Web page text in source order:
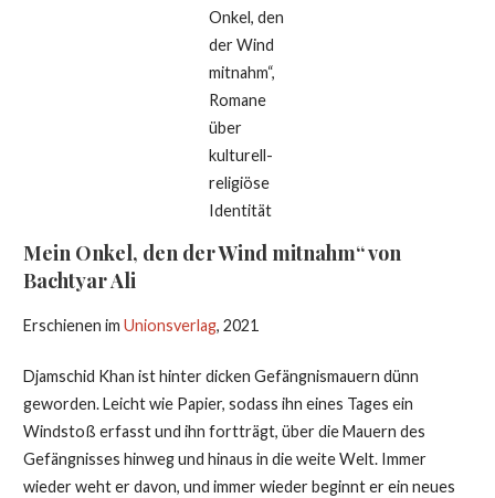
Onkel, den
der Wind
mitnahm“,
Romane
über
kulturell-
religiöse
Identität
Mein Onkel, den der Wind mitnahm“ von
Bachtyar Ali
Erschienen im Unionsverlag, 2021
Djamschid Khan ist hinter dicken Gefängnismauern dünn
geworden. Leicht wie Papier, sodass ihn eines Tages ein
Windstoß erfasst und ihn fortträgt, über die Mauern des
Gefängnisses hinweg und hinaus in die weite Welt. Immer
wieder weht er davon, und immer wieder beginnt er ein neues